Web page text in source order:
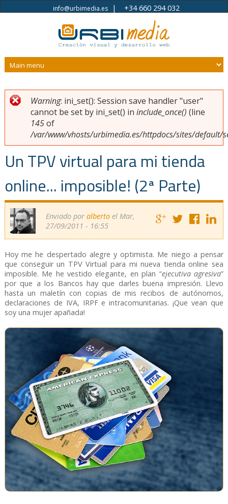
Pasar al contenido principal
info@urbimedia.es| +34 660 294 032
Usted está aquí
Mensaje de error
Warning: ini_set(): Session save handler "user"
cannot be set by ini_set() in include_once() (line
145of
/var/www/vhosts/urbimedia.es/httpdocs/sites/default/
Un TPV virtual para mi tienda
online... imposible! (2ª Parte)
Enviado por albertoel Mar,
27/09/2011 - 16:55
Hoy me he despertado alegre y optimista. Me niego a pensar
que conseguir un TPV Virtual para mi nueva tienda online sea
imposible. Me he vestido elegante, en plan “ejecutiva agresiva”
por que a los Bancos hay que darles buena impresión. Llevo
hasta un maletín con copias de mis recibos de autónomos,
declaraciones de IVA, IRPF e intracomunitarias. ¡Que vean que
soy una mujer apañada!